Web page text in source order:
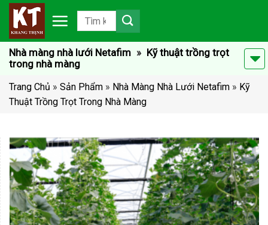
Chuyển
nội
dung
Nhà màng nhà lưới Netafim » Kỹ thuật trồng trọt
trong nhà màng
Trang Chủ » Sản Phẩm » Nhà Màng Nhà Lưới Netafim » Kỹ
Thuật Trồng Trọt Trong Nhà Màng